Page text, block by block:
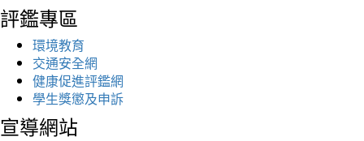
評鑑專區
環境教育
交通安全網
健康促進評鑑網
學生獎懲及申訴
宣導網站